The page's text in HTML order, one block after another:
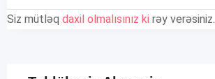
Siz mütləq daxil olmalısınız ki rəy verəsiniz.